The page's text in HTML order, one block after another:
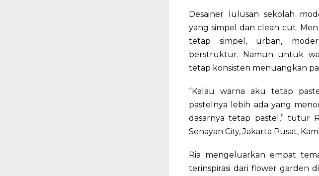
Desainer lulusan sekolah
yang simpel dan clean cut.
tetap simpel, urban,
berstruktur. Namun untuk
tetap konsisten menuangkan
“Kalau warna aku tetap
pastelnya lebih ada yang
dasarnya tetap pastel,” tutur
Senayan City, Jakarta Pusat,
Ria mengeluarkan empat
terinspirasi dari flower garden